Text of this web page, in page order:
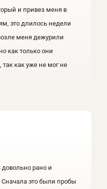
и привез меня в
это длилось недели
меня дежурили
как только они
как уже не мог не
рано и
это были пробы